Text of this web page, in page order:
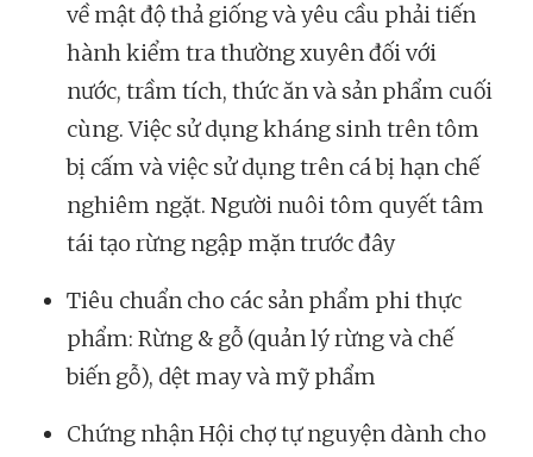
về mật độ thả giống và yêu cầu phải tiến
hành kiểm tra thường xuyên đối với
nước, trầm tích, thức ăn và sản phẩm cuối
cùng. Việc sử dụng kháng sinh trên tôm
bị cấm và việc sử dụng trên cá bị hạn chế
nghiêm ngặt. Người nuôi tôm quyết tâm
tái tạo rừng ngập mặn trước đây
Tiêu chuẩn cho các sản phẩm phi thực
phẩm: Rừng & gỗ (quản lý rừng và chế
biến gỗ), dệt may và mỹ phẩm
Chứng nhận Hội chợ tự nguyện dành cho